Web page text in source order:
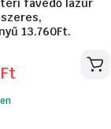
favédő lazúr
13.760Ft.
Ft